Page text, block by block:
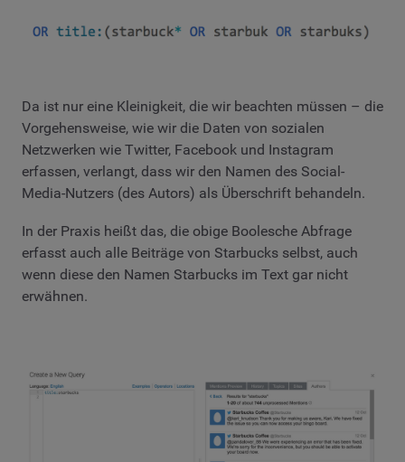
Da ist nur eine Kleinigkeit, die wir beachten müssen – die
Vorgehensweise, wie wir die Daten von sozialen
Netzwerken wie Twitter, Facebook und Instagram
erfassen, verlangt, dass wir den Namen des Social-
Media-Nutzers (des Autors) als Überschrift behandeln.
In der Praxis heißt das, die obige Boolesche Abfrage
erfasst auch alle Beiträge von Starbucks selbst, auch
wenn diese den Namen Starbucks im Text gar nicht
erwähnen.